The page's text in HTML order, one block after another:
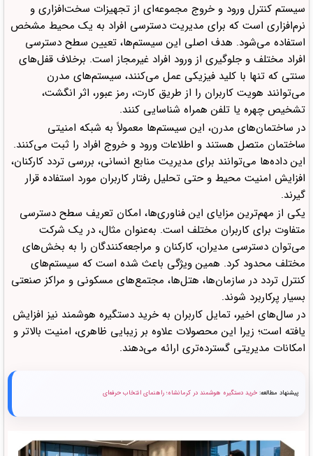
سیستم کنترل ورود و خروج مجموعه‌ای از تجهیزات سخت‌افزاری و
نرم‌افزاری است که برای مدیریت دسترسی افراد به یک محیط مشخص
استفاده می‌شود. هدف اصلی این سیستم‌ها، تعیین سطح دسترسی
افراد مختلف و جلوگیری از ورود افراد غیرمجاز است. برخلاف قفل‌های
سنتی که تنها با کلید فیزیکی عمل می‌کنند، سیستم‌های مدرن
می‌توانند هویت کاربران را از طریق کارت، رمز عبور، اثر انگشت،
تشخیص چهره یا تلفن همراه شناسایی کنند.
در ساختمان‌های مدرن، این سیستم‌ها معمولاً به شبکه امنیتی
ساختمان متصل هستند و اطلاعات ورود و خروج افراد را ثبت می‌کنند.
این داده‌ها می‌توانند برای مدیریت منابع انسانی، بررسی تردد کارکنان،
افزایش امنیت محیط و حتی تحلیل رفتار کاربران مورد استفاده قرار
گیرند.
یکی از مهم‌ترین مزایای این فناوری‌ها، امکان تعریف سطح دسترسی
متفاوت برای کاربران مختلف است. به‌عنوان مثال، در یک شرکت
می‌توان دسترسی مدیران، کارکنان و مراجعه‌کنندگان را به بخش‌های
مختلف محدود کرد. همین ویژگی باعث شده است که سیستم‌های
کنترل تردد در سازمان‌ها، هتل‌ها، مجتمع‌های مسکونی و مراکز صنعتی
بسیار پرکاربرد شوند.
در سال‌های اخیر، تمایل کاربران به خرید دستگیره هوشمند نیز افزایش
یافته است؛ زیرا این محصولات علاوه بر زیبایی ظاهری، امنیت بالاتر و
امکانات مدیریتی گسترده‌تری ارائه می‌دهند.
پیشنهاد مطالعه: خرید دستگیره هوشمند در کرمانشاه؛ راهنمای انتخاب حرفه‌ای